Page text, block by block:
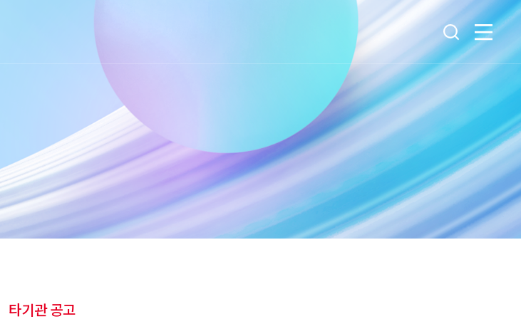
타기관 공고